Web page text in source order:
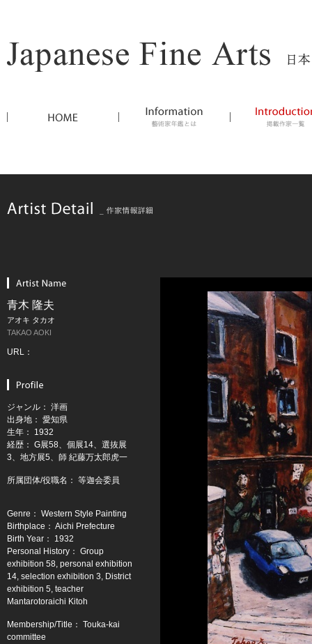
青木 隆夫
アオキ タカオ
TAKAO AOKI
URL：
ジャンル： 洋画
出身地： 愛知県
生年： 1932
経歴： G展58、個展14、選抜展
3、地方展5、師 紀藤万太郎虎一
所属団体/役職名： 等迦会委員
Genre： Western Style Painting
Birthplace： Aichi Prefecture
Birth Year： 1932
Personal History： Group
exhibition 58, personal exhibition
14, selection exhibition 3, District
exhibition 5, teacher
Mantarotoraichi Kitoh
Membership/Title： Touka-kai
committee